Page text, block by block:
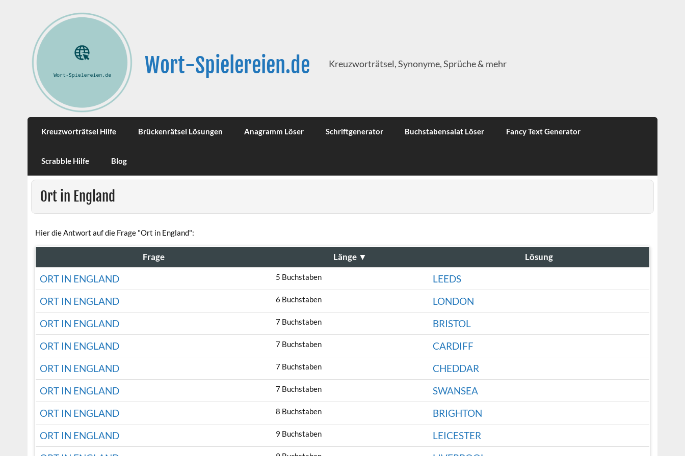
Wort-Spielereien.de Kreuzworträtsel, Synonyme, Sprüche & mehr
Kreuzworträtsel Hilfe Brückenrätsel Lösungen Anagramm Löser Schriftgenerator Buchstabensalat Löser Fancy Text Generator
Scrabble Hilfe Blog
Ort in England
Hier die Antwort auf die Frage "Ort in England":
Frage Länge ▼ Lösung
ORT IN ENGLAND 5 Buchstaben
LEEDS
ORT IN ENGLAND
6 Buchstaben
LONDON
ORT IN ENGLAND
7 Buchstaben
BRISTOL
ORT IN ENGLAND
7 Buchstaben
CARDIFF
ORT IN ENGLAND
7 Buchstaben
CHEDDAR
ORT IN ENGLAND
7 Buchstaben
SWANSEA
ORT IN ENGLAND
8 Buchstaben
BRIGHTON
ORT IN ENGLAND
9 Buchstaben
LEICESTER